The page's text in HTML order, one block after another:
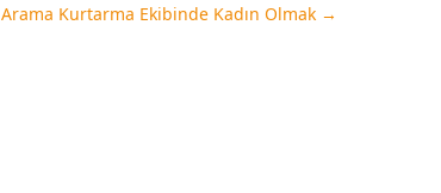
Arama Kurtarma Ekibinde Kadın Olmak →